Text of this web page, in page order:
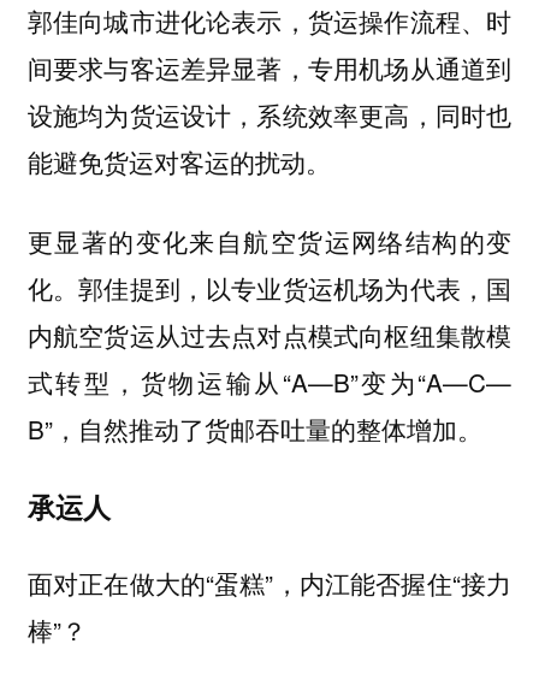
郭佳向城市进化论表示，货运操作流程、时
间要求与客运差异显著，专用机场从通道到
设施均为货运设计，系统效率更高，同时也
能避免货运对客运的扰动。
更显著的变化来自航空货运网络结构的变
化。郭佳提到，以专业货运机场为代表，国
内航空货运从过去点对点模式向枢纽集散模
式转型，货物运输从“A—B”变为“A—C—
B”，自然推动了货邮吞吐量的整体增加。
承运人
面对正在做大的“蛋糕”，内江能否握住“接力
棒”？